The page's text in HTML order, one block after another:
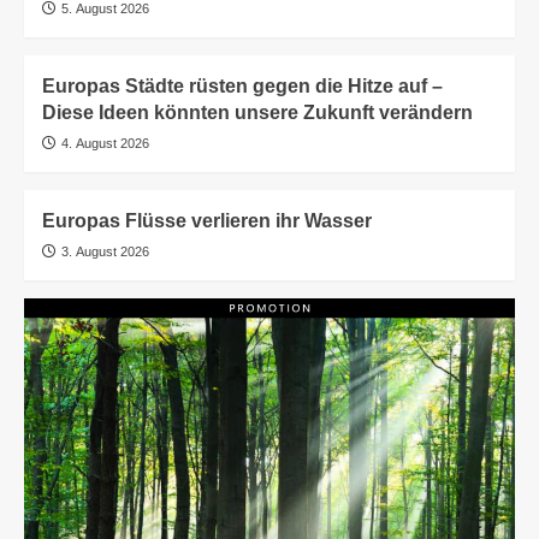
5. August 2026
Europas Städte rüsten gegen die Hitze auf –
Diese Ideen könnten unsere Zukunft verändern
4. August 2026
Europas Flüsse verlieren ihr Wasser
3. August 2026